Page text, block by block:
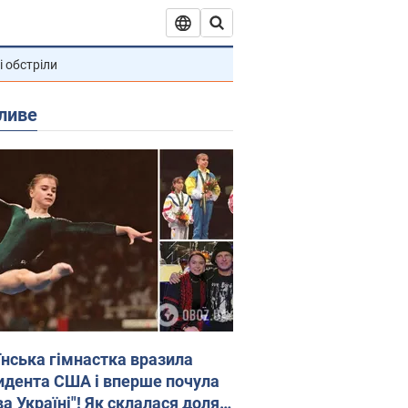
обстріли
гімнастка вразила
США і вперше почула
Україні"! Як склалася доля